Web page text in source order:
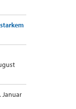
Januar